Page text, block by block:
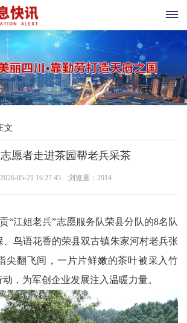
首
页
天
府
老
府
科
技
文
愿者走进茶园帮老兵采茶
05-21 16:27:45 浏览量： 2914
江姐老兵”志愿服务队荣县分队的8名队
、鸟语花香的荣县双古镇朱家河村老兵张
尖翻飞间，一片片鲜嫩的茶叶被采入竹
，为军创企业发展注入温暖力量。